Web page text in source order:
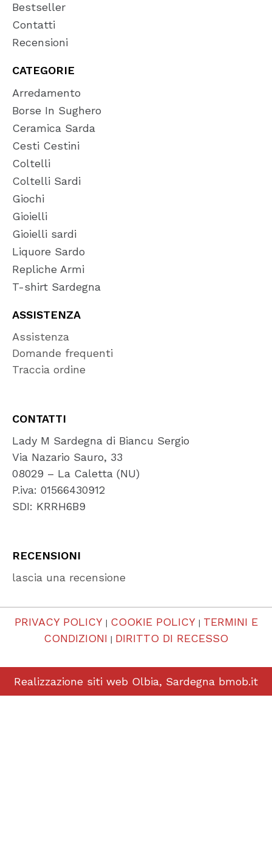
Bestseller
Contatti
Recensioni
CATEGORIE
Arredamento
Borse In Sughero
Ceramica Sarda
Cesti Cestini
Coltelli
Coltelli Sardi
Giochi
Gioielli
Gioielli sardi
Liquore Sardo
Repliche Armi
T-shirt Sardegna
ASSISTENZA
Assistenza
Domande frequenti
Traccia ordine
CONTATTI
Lady M Sardegna di Biancu Sergio
Via Nazario Sauro, 33
08029 – La Caletta (NU)
P.iva: 01566430912
SDI: KRRH6B9
RECENSIONI
lascia una recensione
PRIVACY POLICY | COOKIE POLICY | TERMINI E
CONDIZIONI | DIRITTO DI RECESSO
Realizzazione siti web Olbia, Sardegna bmob.it